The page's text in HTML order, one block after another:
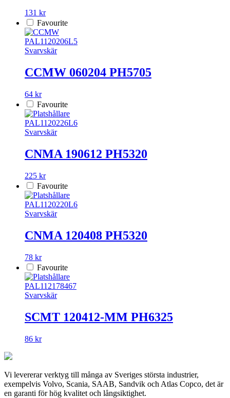
131 kr
Favourite
PAL1120206L5
Svarvskär
CCMW 060204 PH5705
64 kr
Favourite
PAL1120226L6
Svarvskär
CNMA 190612 PH5320
225 kr
Favourite
PAL1120220L6
Svarvskär
CNMA 120408 PH5320
78 kr
Favourite
PAL112178467
Svarvskär
SCMT 120412-MM PH6325
86 kr
Vi levererar verktyg till många av Sveriges största industrier,
exempelvis Volvo, Scania, SAAB, Sandvik och Atlas Copco, det är
en garanti för hög kvalitet och långsiktighet.